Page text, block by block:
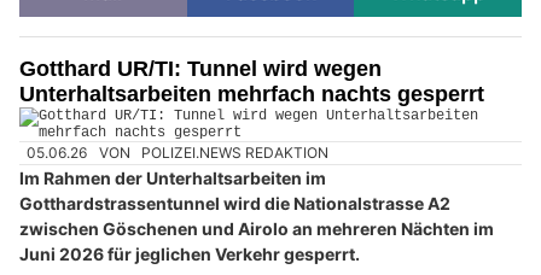
Gotthard UR/TI: Tunnel wird wegen
Unterhaltsarbeiten mehrfach nachts gesperrt
05.06.26 VON POLIZEI.NEWS REDAKTION
Im Rahmen der Unterhaltsarbeiten im
Gotthardstrassentunnel wird die Nationalstrasse A2
zwischen Göschenen und Airolo an mehreren Nächten im
Juni 2026 für jeglichen Verkehr gesperrt.